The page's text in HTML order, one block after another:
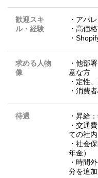
歓迎スキ
ル・経験
・アパ
・高価
・
求める人物
像
・他部
意な方
・定性
・消費
待遇
・昇給
・交通
ての社内
・社会
年金）
・時間
分を追